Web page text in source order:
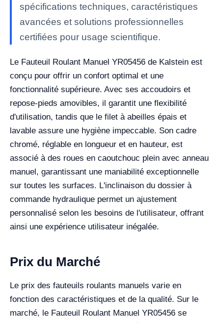
spécifications techniques, caractéristiques
avancées et solutions professionnelles
certifiées pour usage scientifique.
Le Fauteuil Roulant Manuel YR05456 de Kalstein est
conçu pour offrir un confort optimal et une
fonctionnalité supérieure. Avec ses accoudoirs et
repose-pieds amovibles, il garantit une flexibilité
d'utilisation, tandis que le filet à abeilles épais et
lavable assure une hygiène impeccable. Son cadre
chromé, réglable en longueur et en hauteur, est
associé à des roues en caoutchouc plein avec anneau
manuel, garantissant une maniabilité exceptionnelle
sur toutes les surfaces. L'inclinaison du dossier à
commande hydraulique permet un ajustement
personnalisé selon les besoins de l'utilisateur, offrant
ainsi une expérience utilisateur inégalée.
Prix du Marché
Le prix des fauteuils roulants manuels varie en
fonction des caractéristiques et de la qualité. Sur le
marché, le Fauteuil Roulant Manuel YR05456 se